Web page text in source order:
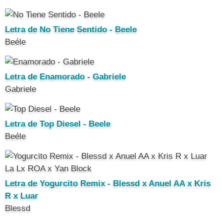
Letra de No Tiene Sentido - Beele
Beéle
Letra de Enamorado - Gabriele
Gabriele
Letra de Top Diesel - Beele
Beéle
Letra de Yogurcito Remix - Blessd x Anuel AA x Kris
R x Luar
Blessd